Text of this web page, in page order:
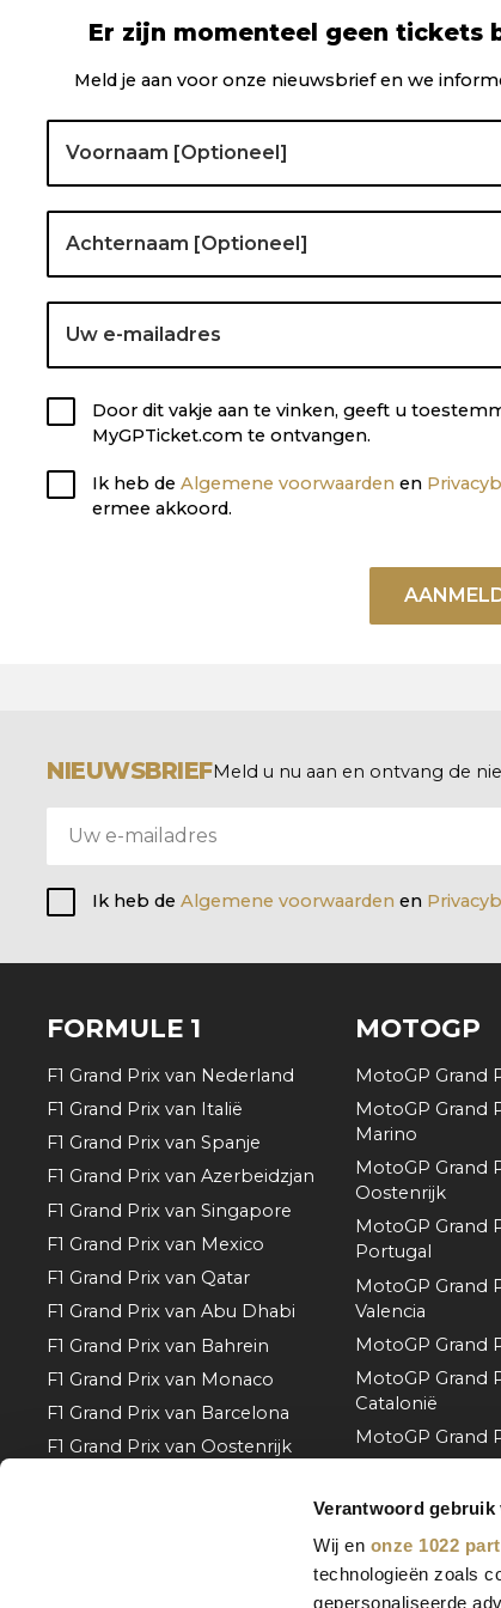
Verantwoord gebruik
Wij en onze 1022
technologieën zoals
gepersonaliseerde
Er zijn momenteel geen tickets
Meld je aan voor onze nieuwsbrief en we
Door dit vakje aan te vinken, geeft u
MyGPTicket.com te ontvangen.
Ik heb de Algemene voorwaarden en
ermee akkoord.
NIEUWSBRIEFMeld u nu aan en ontvang de
Ik heb de Algemene voorwaarden en
FORMULE 1
F1 Grand Prix van Nederland
F1 Grand Prix van Italië
F1 Grand Prix van Spanje
F1 Grand Prix van Azerbeidzjan
F1 Grand Prix van Singapore
F1 Grand Prix van Mexico
F1 Grand Prix van Qatar
F1 Grand Prix van Abu Dhabi
F1 Grand Prix van Bahrein
F1 Grand Prix van Monaco
F1 Grand Prix van Barcelona
F1 Grand Prix van Oostenrijk
MOTOGP
MotoGP Grand
MotoGP Grand
Marino
MotoGP Grand
Oostenrijk
MotoGP Grand
Portugal
MotoGP Grand
Valencia
MotoGP Grand
MotoGP Grand
Catalonië
MotoGP Grand
Hongarije
Tsjechië
MotoGP Grand